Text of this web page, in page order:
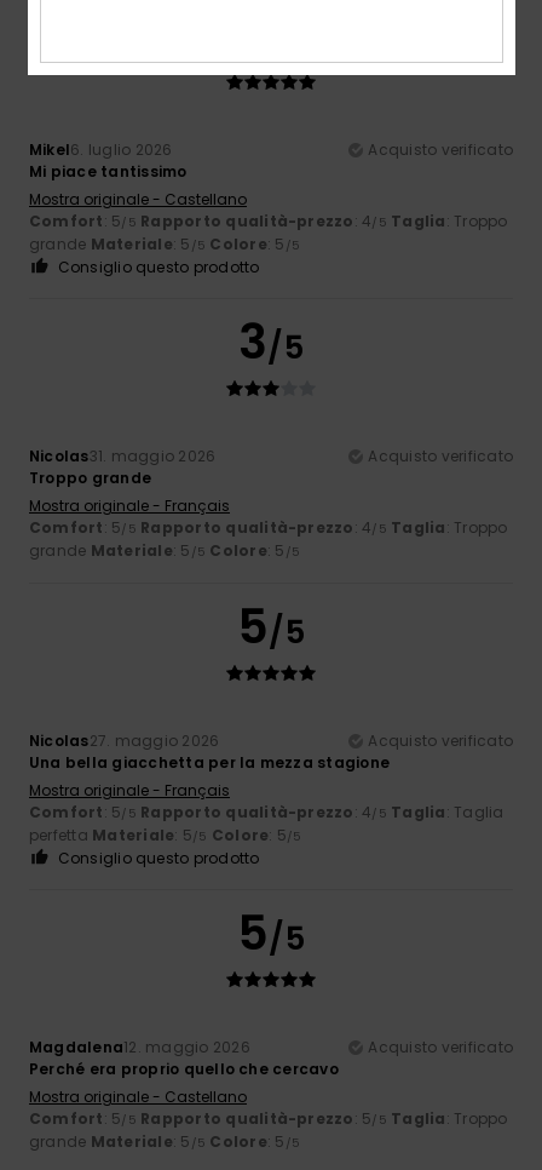
Mikel6. luglio 2026
Acquisto verificato
Mi piace tantissimo
Mostra originale - Castellano
Comfort: 5/5 Rapporto qualità-prezzo: 4/5 Taglia: Troppo
grande Materiale: 5 /5 Colore: 5 /5
Consiglio questo prodotto
3/5
Nicolas31. maggio 2026
Acquisto verificato
Troppo grande
Mostra originale - Français
Comfort: 5/5 Rapporto qualità-prezzo: 4/5 Taglia: Troppo
grande Materiale: 5 /5 Colore: 5 /5
5/5
Nicolas27. maggio 2026
Acquisto verificato
Una bella giacchetta per la mezza stagione
Mostra originale - Français
Comfort: 5/5 Rapporto qualità-prezzo: 4/5 Taglia: Taglia
perfetta Materiale: 5/5 Colore: 5/5
Consiglio questo prodotto
5/5
Magdalena12. maggio 2026
Acquisto verificato
Perché era proprio quello che cercavo
Mostra originale - Castellano
Comfort: 5/5 Rapporto qualità-prezzo: 5/5 Taglia: Troppo
grande Materiale: 5 /5 Colore: 5 /5